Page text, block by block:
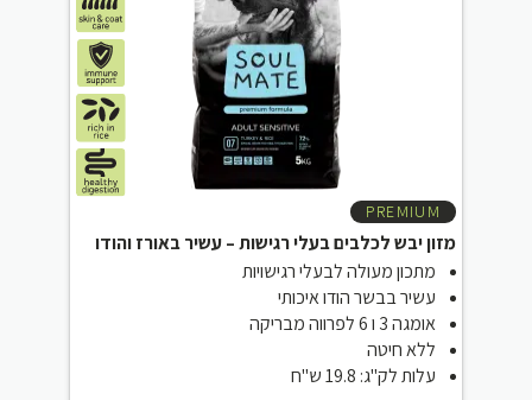
PREMIUM
מזון יבש לכלבים בעלי רגישות – עשיר באורז והודו
מתכון מעולה לבעלי רגישויות
עשיר בבשר הודו איכותי
אומגה 3 ו 6 לפרווה מבריקה
ללא חיטה
עלות לק"ג: 19.8 ש"ח